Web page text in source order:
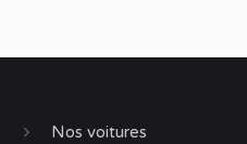
Nos voitures